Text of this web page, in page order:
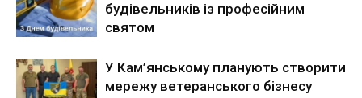
будівельників із професійним
святом
У Кам’янському планують створити
мережу ветеранського бізнесу